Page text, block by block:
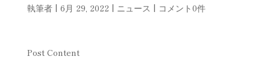
執筆者 | 6月 29, 2022 | ニュース | コメント0件
Post Content